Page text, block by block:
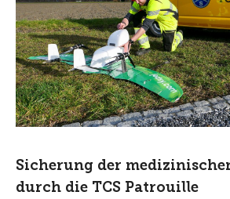
Sicherung der
durch die TCS Patrouille